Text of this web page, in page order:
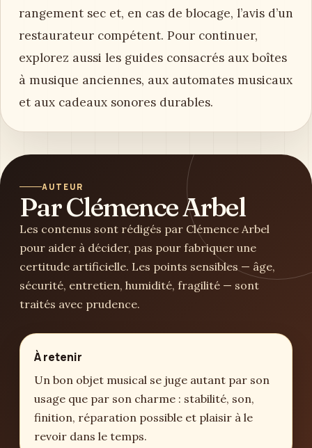
rangement sec et, en cas de blocage, l’avis d’un
restaurateur compétent. Pour continuer,
explorez aussi les guides consacrés aux boîtes
à musique anciennes, aux automates musicaux
et aux cadeaux sonores durables.
AUTEUR
Par Clémence Arbel
Les contenus sont rédigés par Clémence Arbel
pour aider à décider, pas pour fabriquer une
certitude artificielle. Les points sensibles — âge,
sécurité, entretien, humidité, fragilité — sont
traités avec prudence.
À retenir
Un bon objet musical se juge autant par son
usage que par son charme : stabilité, son,
finition, réparation possible et plaisir à le
revoir dans le temps.